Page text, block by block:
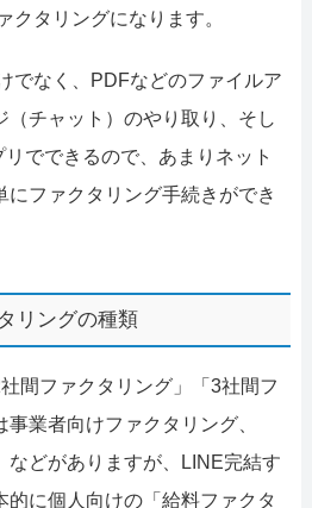
クタリングになります。
でなく、PDFなどのファイルア
（チャット）のやり取り、そし
でできるので、あまりネット
にファクタリング手続きができ
リングの種類
間ファクタリング」「3社間フ
業者向けファクタリング、
などがありますが、LINE完結す
的に個人向けの「給料ファクタ